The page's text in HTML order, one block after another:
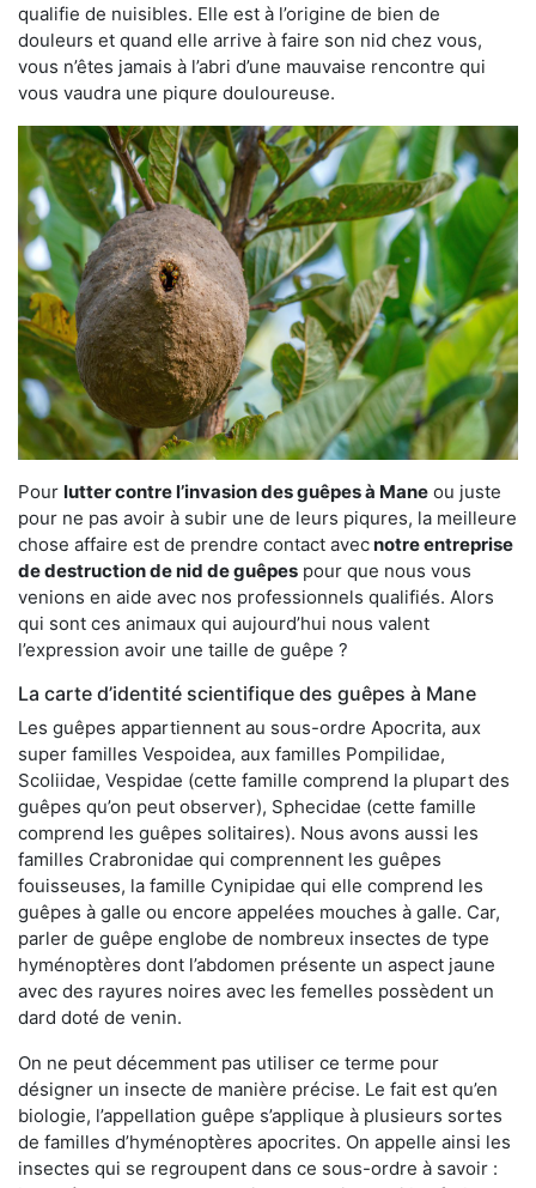
qualifie de nuisibles. Elle est à l’origine de bien de
douleurs et quand elle arrive à faire son nid chez vous,
vous n’êtes jamais à l’abri d’une mauvaise rencontre qui
vous vaudra une piqure douloureuse.
Pour lutter contre l’invasion des guêpes à Mane ou juste
pour ne pas avoir à subir une de leurs piqures, la meilleure
chose affaire est de prendre contact avecnotre entreprise
de destruction de nid de guêpes pour que nous vous
venions en aide avec nos professionnels qualifiés. Alors
qui sont ces animaux qui aujourd’hui nous valent
l’expression avoir une taille de guêpe ?
La carte d’identité scientifique des guêpes à Mane
Les guêpes appartiennent au sous-ordre Apocrita, aux
super familles Vespoidea, aux familles Pompilidae,
Scoliidae, Vespidae (cette famille comprend la plupart des
guêpes qu’on peut observer), Sphecidae (cette famille
comprend les guêpes solitaires). Nous avons aussi les
familles Crabronidae qui comprennent les guêpes
fouisseuses, la famille Cynipidae qui elle comprend les
guêpes à galle ou encore appelées mouches à galle. Car,
parler de guêpe englobe de nombreux insectes de type
hyménoptères dont l’abdomen présente un aspect jaune
avec des rayures noires avec les femelles possèdent un
dard doté de venin.
On ne peut décemment pas utiliser ce terme pour
désigner un insecte de manière précise. Le fait est qu’en
biologie, l’appellation guêpe s’applique à plusieurs sortes
de familles d’hyménoptères apocrites. On appelle ainsi les
insectes qui se regroupent dans ce sous-ordre à savoir :